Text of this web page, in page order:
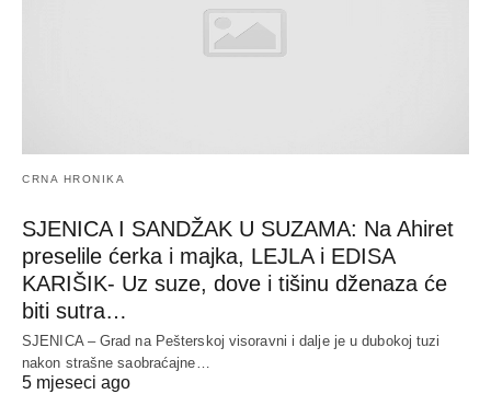
CRNA HRONIKA
SJENICA I SANDŽAK U SUZAMA: Na Ahiret
preselile ćerka i majka, LEJLA i EDISA
KARIŠIK- Uz suze, dove i tišinu dženaza će
biti sutra…
SJENICA – Grad na Pešterskoj visoravni i dalje je u dubokoj tuzi
nakon strašne saobraćajne…
5 mjeseci ago